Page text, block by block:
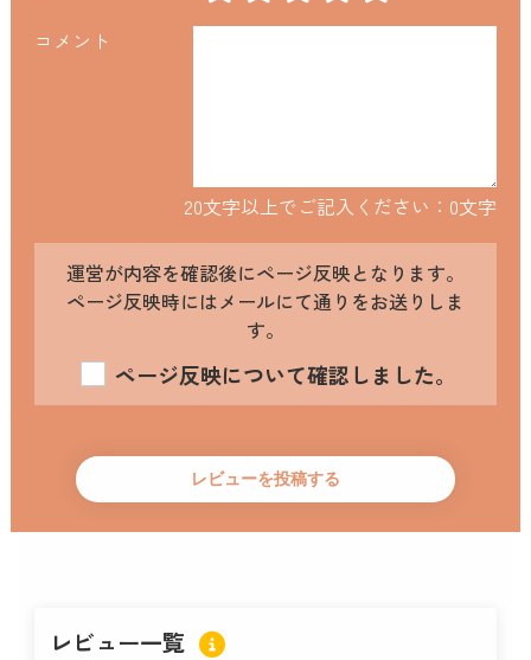
コメント
20文字以上でご記入ください： 0文字
運営が内容を確認後にページ反映となります。
ページ反映時にはメールにて通りをお送りしま
す。
ページ反映について確認しました。
レビュー一覧